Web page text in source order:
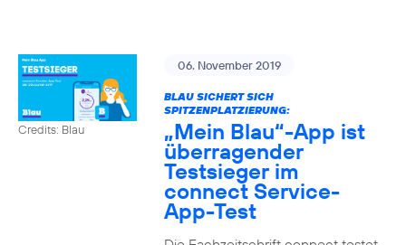
Credits: Blau
06. November 2019
BLAU SICHERT SICH
SPITZENPLATZIERUNG:
„Mein Blau“-App ist
überragender
Testsieger im
connect Service-
App-Test